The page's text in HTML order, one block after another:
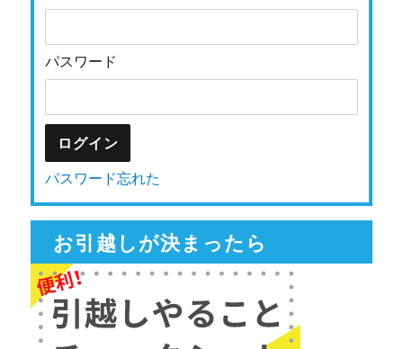
パスワード
パスワード忘れた
お引越しが決まったら